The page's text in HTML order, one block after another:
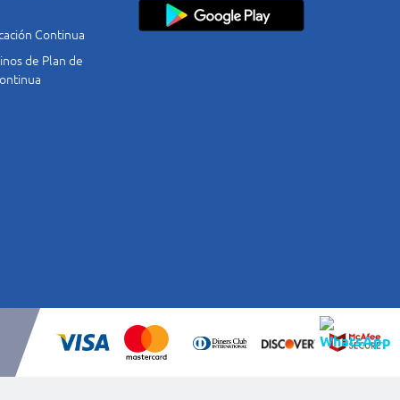
Continua
de Plan de